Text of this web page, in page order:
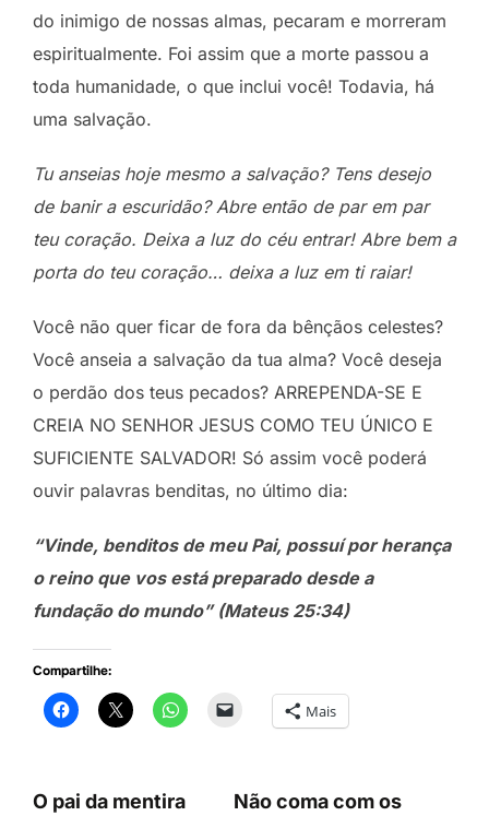
do inimigo de nossas almas, pecaram e morreram
espiritualmente. Foi assim que a morte passou a
toda humanidade, o que inclui você! Todavia, há
uma salvação.
Tu anseias hoje mesmo a salvação? Tens desejo
de banir a escuridão? Abre então de par em par
teu coração. Deixa a luz do céu entrar! Abre bem a
porta do teu coração… deixa a luz em ti raiar!
Você não quer ficar de fora da bênçãos celestes?
Você anseia a salvação da tua alma? Você deseja
o perdão dos teus pecados? ARREPENDA-SE E
CREIA NO SENHOR JESUS COMO TEU ÚNICO E
SUFICIENTE SALVADOR! Só assim você poderá
ouvir palavras benditas, no último dia:
“Vinde, benditos de meu Pai, possuí por herança
o reino que vos está preparado desde a
fundação do mundo” (Mateus 25:34)
Compartilhe:
Mais
O pai da mentira
Não coma com os